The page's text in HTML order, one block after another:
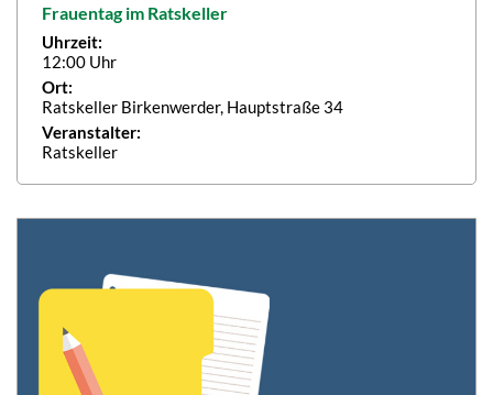
Frauentag im Ratskeller
Uhrzeit:
12:00 Uhr
Ort:
Ratskeller Birkenwerder, Hauptstraße 34
Veranstalter:
Ratskeller